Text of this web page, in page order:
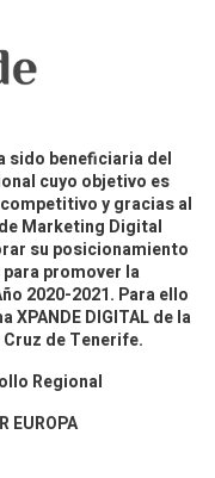
sido beneficiaria del
cuyo objetivo es
y gracias al
Marketing Digital
su posicionamiento
promover la
2020-2021. Para ello
DIGITAL de la
de Tenerife.
Regional
EUROPA